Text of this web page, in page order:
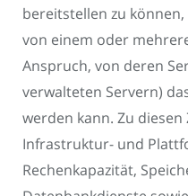
bereitstellen zu
von einem oder
Anspruch, von deren
verwalteten Servern)
werden kann. Zu
Infrastruktur- und
Rechenkapazität,